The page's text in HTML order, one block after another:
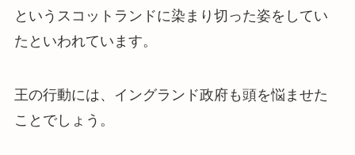
というスコットランドに染まり切った姿をしてい
たといわれています。
王の行動には、イングランド政府も頭を悩ませた
ことでしょう。